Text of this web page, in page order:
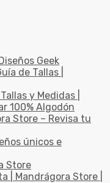
Geek
de Tallas |
y Medidas |
100% Algodón
Store – Revisa tu
únicos e
Store
| Mandrágora Store |